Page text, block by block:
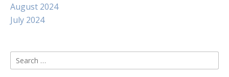
August 2024
July 2024
Search
for: